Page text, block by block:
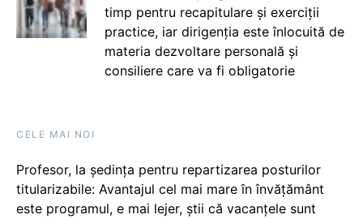
timp pentru recapitulare și exerciții
practice, iar dirigenția este înlocuită de
materia dezvoltare personală și
consiliere care va fi obligatorie
CELE MAI NOI
Profesor, la ședința pentru repartizarea posturilor
titularizabile: Avantajul cel mai mare în învățământ
este programul, e mai lejer, știi că vacanțele sunt